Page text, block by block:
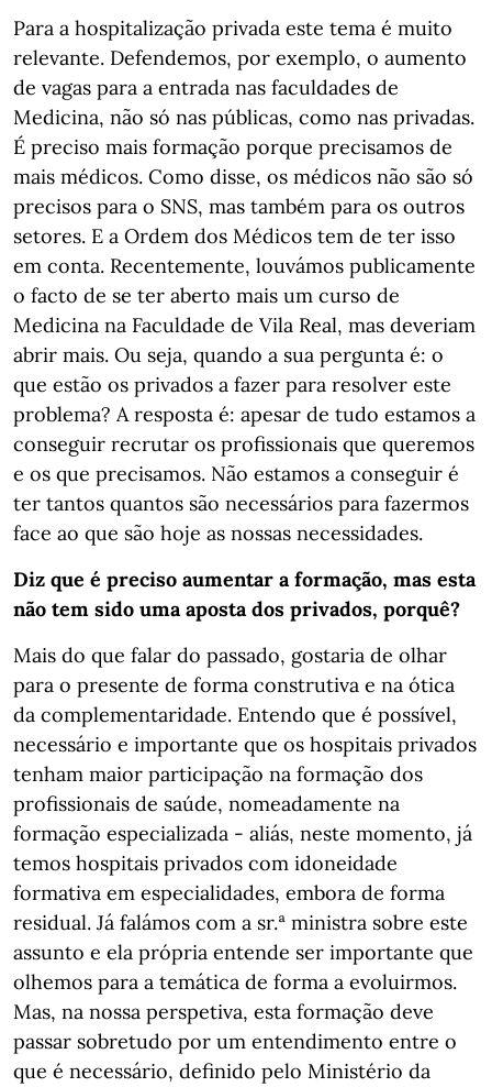
Para a hospitalização privada este tema é muito
relevante. Defendemos, por exemplo, o aumento
de vagas para a entrada nas faculdades de
Medicina, não só nas públicas, como nas privadas.
É preciso mais formação porque precisamos de
mais médicos. Como disse, os médicos não são só
precisos para o SNS, mas também para os outros
setores. E a Ordem dos Médicos tem de ter isso
em conta. Recentemente, louvámos publicamente
o facto de se ter aberto mais um curso de
Medicina na Faculdade de Vila Real, mas deveriam
abrir mais. Ou seja, quando a sua pergunta é: o
que estão os privados a fazer para resolver este
problema? A resposta é: apesar de tudo estamos a
conseguir recrutar os profissionais que queremos
e os que precisamos. Não estamos a conseguir é
ter tantos quantos são necessários para fazermos
face ao que são hoje as nossas necessidades.
Diz que é preciso aumentar a formação, mas esta
não tem sido uma aposta dos privados, porquê?
Mais do que falar do passado, gostaria de olhar
para o presente de forma construtiva e na ótica
da complementaridade. Entendo que é possível,
necessário e importante que os hospitais privados
tenham maior participação na formação dos
profissionais de saúde, nomeadamente na
formação especializada - aliás, neste momento, já
temos hospitais privados com idoneidade
formativa em especialidades, embora de forma
residual. Já falámos com a sr.ª ministra sobre este
assunto e ela própria entende ser importante que
olhemos para a temática de forma a evoluirmos.
Mas, na nossa perspetiva, esta formação deve
passar sobretudo por um entendimento entre o
que é necessário, definido pelo Ministério da